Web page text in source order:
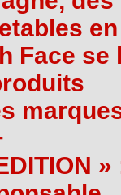
Face se